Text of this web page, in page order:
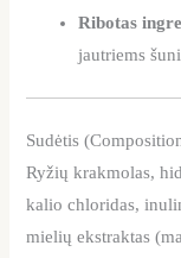
Ribotas
jautriems
Sudėtis
Ryžių krakmolas,
kalio chloridas,
mielių ekstraktas